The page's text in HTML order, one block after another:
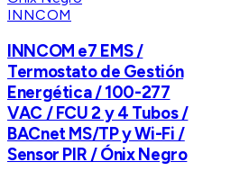
INNCOM
INNCOM e7 EMS /
Termostato de Gestión
Energética / 100-277
VAC / FCU 2 y 4 Tubos /
BACnet MS/TP y Wi-Fi /
Sensor PIR / Ónix Negro